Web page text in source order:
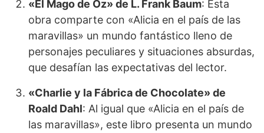
«El Mago de Oz» de L. Frank Baum: Esta
obra comparte con «Alicia en el país de las
maravillas» un mundo fantástico lleno de
personajes peculiares y situaciones absurdas,
que desafían las expectativas del lector.
«Charlie y la Fábrica de Chocolate» de
Roald Dahl: Al igual que «Alicia en el país de
las maravillas», este libro presenta un mundo